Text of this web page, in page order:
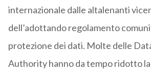
internazionale dalle altalenanti
dell’adottando regolamento
protezione dei dati. Molte delle
Authority hanno da tempo ridotto